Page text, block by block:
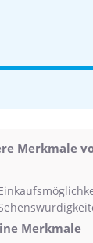
Merkmale
Merkmale